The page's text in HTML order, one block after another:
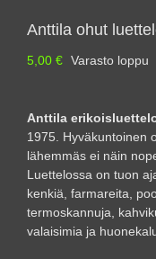
Anttila ohut
5,00 € Varasto loppu
Anttila
1975. Hyväkuntoinen
lähemmäs ei näin
Luettelossa on tuon
kenkiä, farmareita,
termoskannuja,
valaisimia ja